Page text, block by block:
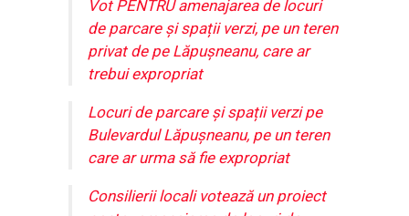
Vot PENTRU amenajarea de locuri
de parcare și spații verzi, pe un teren
privat de pe Lăpușneanu, care ar
trebui expropriat
Locuri de parcare și spații verzi pe
Bulevardul Lăpușneanu, pe un teren
care ar urma să fie expropriat
Consilierii locali votează un proiect